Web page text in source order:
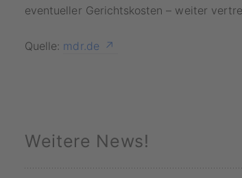
eventueller Gerichtskosten – weiter
Quelle: mdr.de
Weitere News!